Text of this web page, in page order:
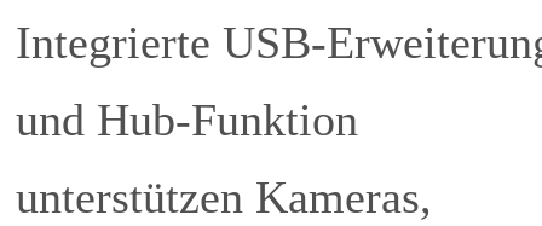
Integrierte USB-
und Hub-Funktion
unterstützen Kameras,